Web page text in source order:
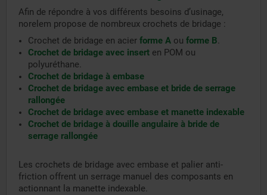
Afin de répondre à vos différents besoins d’usinage,
norelem propose de nombreux crochets de bridage :
Crochet de bridage en acier forme A ou forme B.
Crochet de bridage avec insert en POM ou
polyuréthane.
Crochet de bridage à embase
Crochet de bridage avec embase et bride de serrage
rallongée
Crochet de bridage avec embase et manette indexable
Crochet de bridage à douille angulaire à bride de
serrage rallongée
Les crochets de bridage avec embase et palier anti-
friction offrent un serrage manuel des composants en
actionnant la manette indexable.